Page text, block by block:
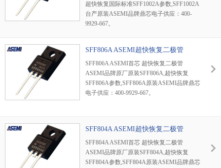
超快恢复国际标准SFF1002A参数,SFF1002A
台产原装ASEMI品牌鼎芯电子供应：400-
9929-667。
SFF806A ASEMI超快恢复二极管
SFF806A ASEMI首芯 超快恢复二极管
ASEMI品牌原厂原装SFF806A,超快恢复
SFF806A参数,SFF806A原装ASEMI品牌鼎芯
电子供应：400-9929-667。
SFF804A ASEMI超快恢复二极管
SFF804A ASEMI首芯 超快恢复二极管
ASEMI品牌原厂原装SFF804A,超快恢复
SFF804A参数,SFF804A原装ASEMI品牌鼎芯